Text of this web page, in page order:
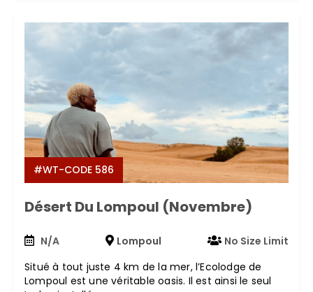
#WT-CODE 586
Désert Du Lompoul (Novembre)
N/A Lompoul
No Size Limit
Situé à tout juste 4 km de la mer, l’Ecolodge de
Lompoul est une véritable oasis. Il est ainsi le seul